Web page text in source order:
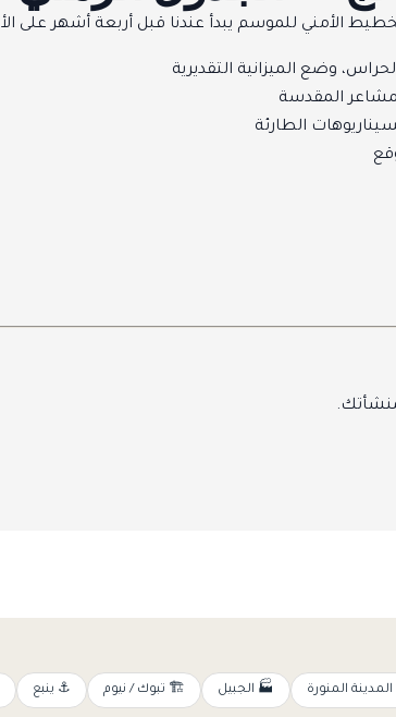
الأمني للموسم يبدأ عندنا قبل أربعة أشهر على
وضع الميزانية التقديرية
المقدسة
الطارئة
المدينة المنورة 🏭 الجبيل 🏗️ تبوك / نيوم ⚓ ينبع